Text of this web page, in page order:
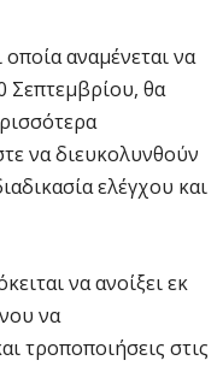
αναμένεται να
Σεπτεμβρίου, θα
να διευκολυνθούν
ελέγχου και
να ανοίξει εκ
να
τροποποιήσεις στις